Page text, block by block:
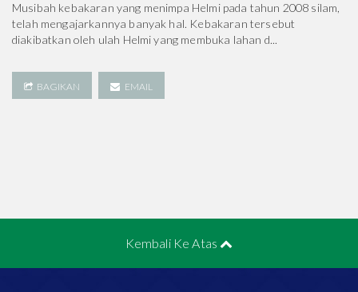
Musibah kebakaran yang menimpa Helmi pada tahun 2008 silam,
telah mengajarkannya banyak hal. Kebakaran tersebut
diakibatkan oleh ulah Helmi yang membuka lahan d...
BAGIKAN EMAIL
Kembali Ke Atas